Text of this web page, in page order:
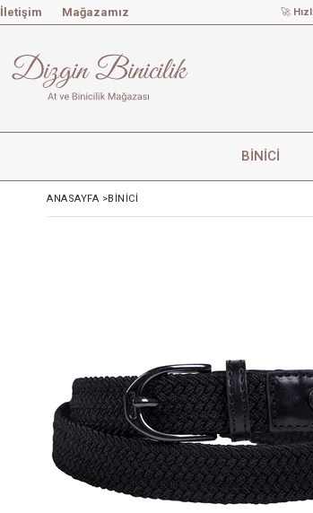
İletişim Mağazamız 🚀
BİNİCİ
ANASAYFA >BİNİCİ